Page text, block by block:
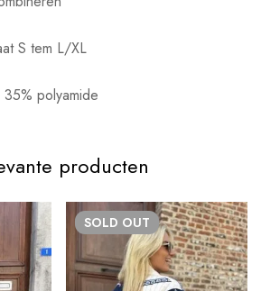
S tem L/XL
polyamide
producten
SOLD OUT